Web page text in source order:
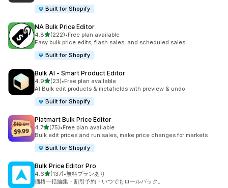
Built for Shopify
NA Bulk Price Editor
4.85つ星中
(222)
合計レビュー数：222件
•Free plan available
Easy bulk price edits, flash sales, and scheduled sales
Built for Shopify
Bulk AI ‑ Smart Product Editor
4.95つ星中
(23)
合計レビュー数：23件
•Free plan available
AI Bulk edit products & metafields with preview & undo
Built for Shopify
Platmart Bulk Price Editor
4.75つ星中
(75)
合計レビュー数：75件
•Free plan available
Bulk edit prices and run sales, make price changes for markets
Built for Shopify
Bulk Price Editor Pro
4.65つ星中
(137)
合計レビュー数：137件
•無料プランあり
価格一括編集・割引予約・いつでもロールバック。